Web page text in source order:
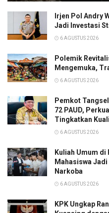
Irjen Pol Andry
Jadi Investasi
6 AGUSTUS 2026
Polemik
Mengemuka,
6 AGUSTUS 2026
Pemkot
72 PAUD,
Tingkatkan
6 AGUSTUS 2026
Kuliah Umum di
Mahasiswa
Narkoba
6 AGUSTUS 2026
KPK Ungkap